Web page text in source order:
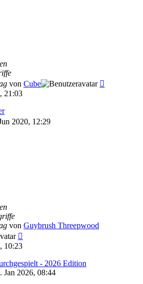
von Cube
21:03
2020, 12:29
von Guybrush Threepwood
10:23
- 2026 Edition
Jan 2026, 08:44